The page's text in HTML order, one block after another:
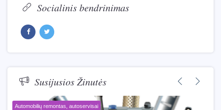
Socialinis bendrinimas
Susijusios Žinutės
Automobilių remontas, autoservisai